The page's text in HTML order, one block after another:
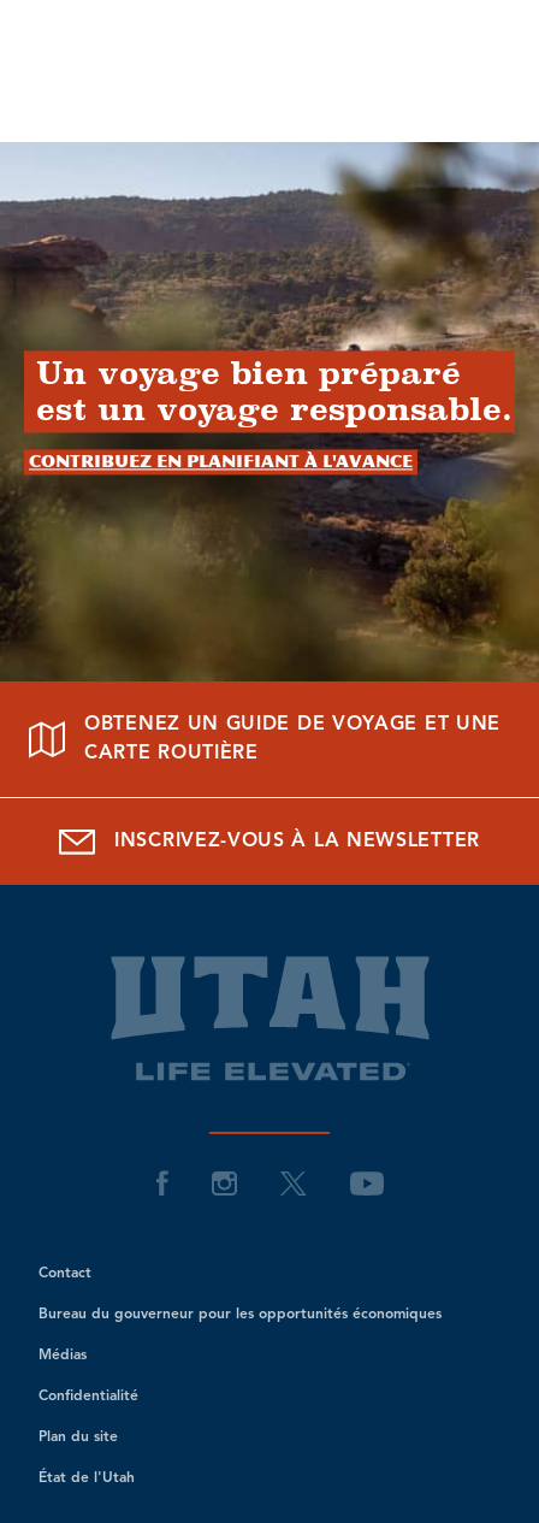
Un voyage bien préparé
est un voyage responsable.
Contribuez en planifiant à l'avance
OBTENEZ UN GUIDE DE VOYAGE ET UNE
CARTE ROUTIÈRE
INSCRIVEZ-VOUS À LA NEWSLETTER
Contact
Bureau du gouverneur pour les opportunités économiques
Médias
Confidentialité
Plan du site
État de l'Utah